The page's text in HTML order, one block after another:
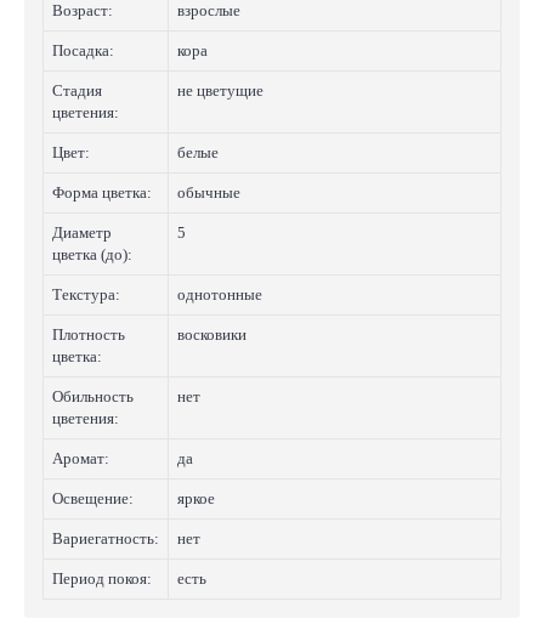
Возраст: взрослые
Посадка: кора
Стадия
цветения:
не цветущие
Цвет: белые
Форма цветка: обычные
Диаметр
цветка (до):
5
Текстура: однотонные
Плотность
цветка:
восковики
Обильность
цветения:
нет
Аромат: да
Освещение: яркое
Вариегатность: нет
Период покоя: есть